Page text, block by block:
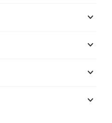
keyboard_arrow_down
keyboard_arrow_down
keyboard_arrow_down
keyboard_arrow_down